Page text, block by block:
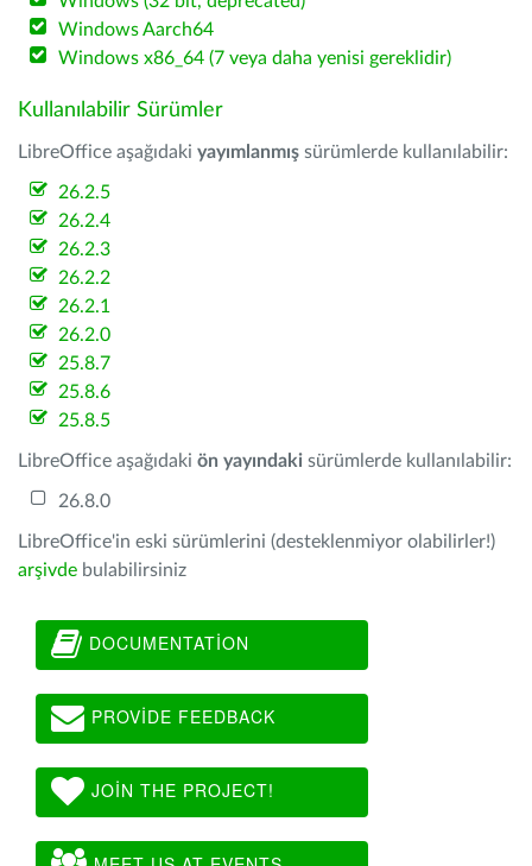
Windows Aarch64
Windows x86_64 (7 veya daha yenisi gereklidir)
Kullanılabilir Sürümler
LibreOffice aşağıdaki yayımlanmış sürümlerde kullanılabilir:
26.2.5
26.2.4
26.2.3
26.2.2
26.2.1
26.2.0
25.8.7
25.8.6
25.8.5
LibreOffice aşağıdaki ön yayındaki sürümlerde kullanılabilir:
26.8.0
LibreOffice'in eski sürümlerini (desteklenmiyor olabilirler!)
arşivde bulabilirsiniz
DOCUMENTATION
PROVIDE FEEDBACK
JOIN THE PROJECT!